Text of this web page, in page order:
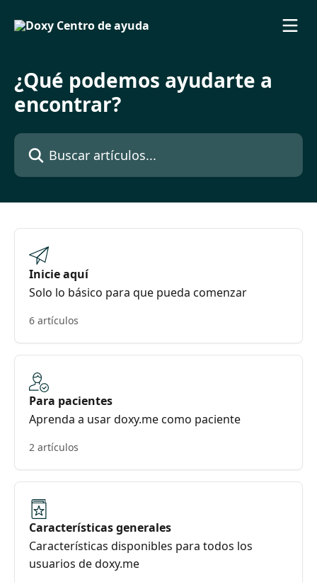
¿Qué podemos ayudarte a
encontrar?
Buscar artículos...
Inicie aquí
Solo lo básico para que pueda comenzar
6 artículos
Para pacientes
Aprenda a usar doxy.me como paciente
2 artículos
Características generales
Características disponibles para todos los
usuarios de doxy.me